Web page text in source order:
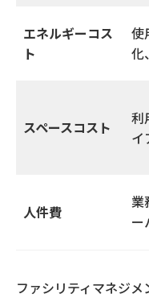
エネルギーコス
ト
使
化
スペースコスト
利
イ
人件費
業
ー
ファシリティマネジ